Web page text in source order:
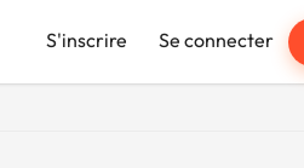
S'inscrire Se connecter